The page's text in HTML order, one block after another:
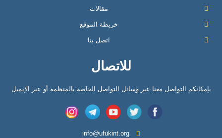
مقالات
خريطة الموقع
اتصل بنا
للاتصال
بإمكانكم التواصل معنا عبر وسائل التواصل الخاصة بالمنظمة أو عبر الإيميل
info@ufukint.org